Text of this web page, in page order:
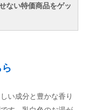
ない特価商品をゲッ
い成分と豊かな香り